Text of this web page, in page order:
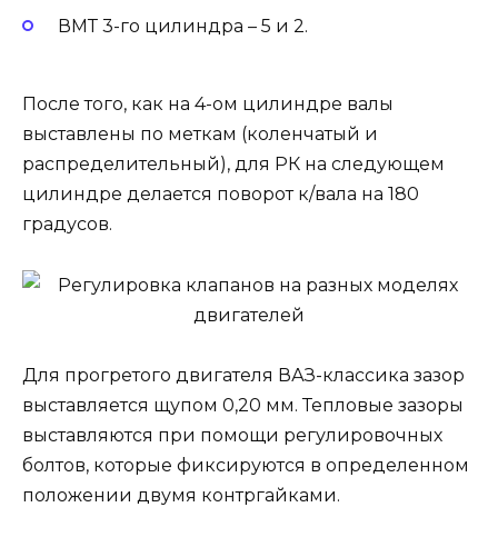
ВМТ 3-го цилиндра – 5 и 2.
После того, как на 4-ом цилиндре валы
выставлены по меткам (коленчатый и
распределительный), для РК на следующем
цилиндре делается поворот к/вала на 180
градусов.
Для прогретого двигателя ВАЗ-классика зазор
выставляется щупом 0,20 мм. Тепловые зазоры
выставляются при помощи регулировочных
болтов, которые фиксируются в определенном
положении двумя контргайками.